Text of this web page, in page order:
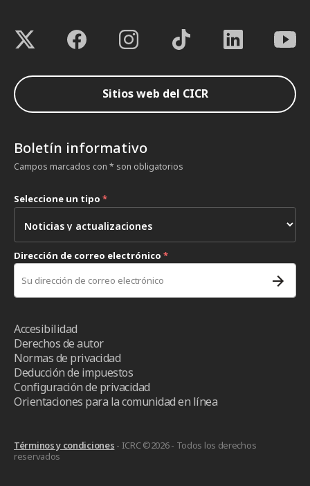
Sitios web del CICR
Boletín informativo
Campos marcados con * son obligatorios
Seleccione un tipo *
Dirección de correo electrónico *
Accesibilidad
Derechos de autor
Normas de privacidad
Deducción de impuestos
Configuración de privacidad
Orientaciones para la comunidad en línea
Términos y condiciones - ICRC ©2026 - Todos los derechos
reservados